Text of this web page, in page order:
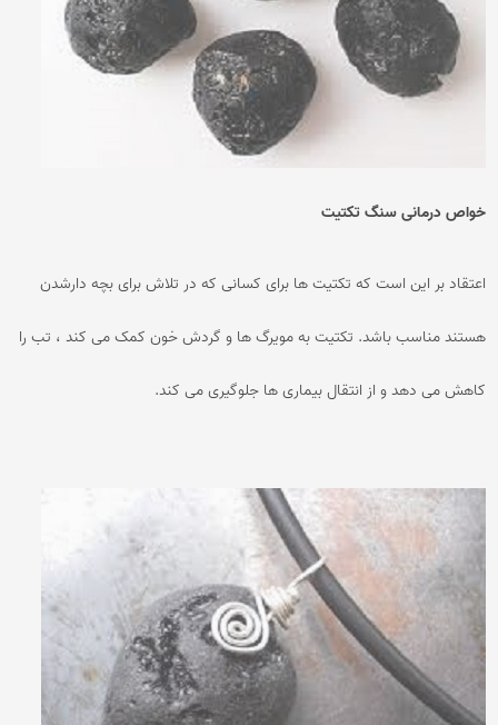
خواص درمانی سنگ تکتیت
اعتقاد بر این است که تکتیت ها برای کسانی که در تلاش برای بچه دارشدن
هستند مناسب باشد. تکتیت به مویرگ ها و گردش خون کمک می کند ، تب را
کاهش می دهد و از انتقال بیماری ها جلوگیری می کند.